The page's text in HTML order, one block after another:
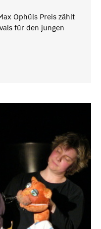
Ophüls Preis zählt
für den jungen